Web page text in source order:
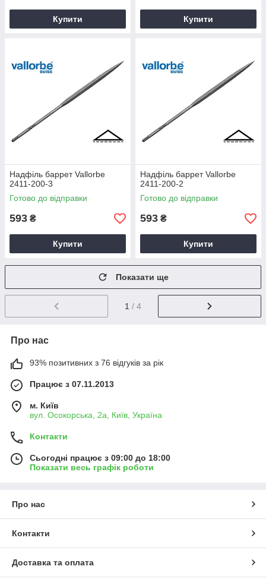
Купити Купити
Надфіль баррет Vallorbe
2411-200-3
Готово до відправки
593 ₴
Купити
Надфіль баррет Vallorbe
2411-200-2
Готово до відправки
593 ₴
Купити
Показати ще
1 / 4
Про нас
93% позитивних з 76 відгуків за рік
Працює з 07.11.2013
м. Київ
вул. Осокорська, 2а, Київ, Україна
Контакти
Сьогодні працює з 09:00 до 18:00
Показати весь графік роботи
Про нас
Контакти
Доставка та оплата